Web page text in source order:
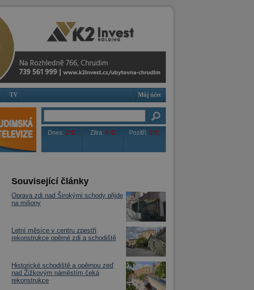
TV Můj účet
Dnes:2°C Zítra:4°C Pozítří: 3°C
Související články
Oprava zdi nad Širokými schody přijde
na miliony
Letní měsíce v centru zpestří
rekonstrukce opěrné zdi a schodiště
Historické schodiště a opěrnou zeď
nad Žižkovým náměstím čeká
rekonstrukce